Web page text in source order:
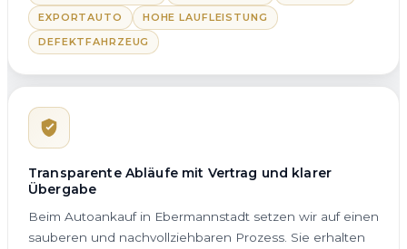
EXPORTAUTO
HOHE LAUFLEISTUNG
DEFEKTFAHRZEUG
Transparente Abläufe mit Vertrag und klarer
Übergabe
Beim Autoankauf in Ebermannstadt setzen wir auf einen
sauberen und nachvollziehbaren Prozess. Sie erhalten